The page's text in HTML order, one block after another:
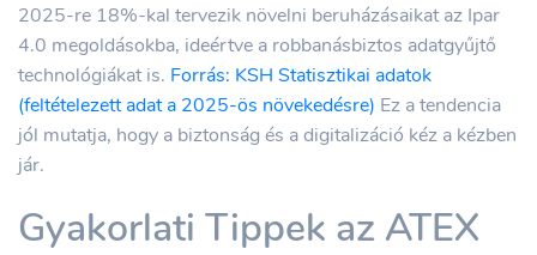
2025-re 18%-kal tervezik növelni beruházásaikat az Ipar
4.0 megoldásokba, ideértve a robbanásbiztos adatgyűjtő
technológiákat is. Forrás: KSH Statisztikai adatok
(feltételezett adat a 2025-ös növekedésre) Ez a tendencia
jól mutatja, hogy a biztonság és a digitalizáció kéz a kézben
jár.
Gyakorlati Tippek az ATEX